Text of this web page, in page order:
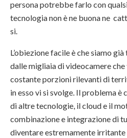
persona potrebbe farlo con
tecnologia non è ne buona ne
si.
L’obiezione facile è che siamo
dalle migliaia di videocamere
costante porzioni rilevanti di
in esso vi si svolge. Il problema è
di altre tecnologie, il cloud e il
combinazione e integrazione di
diventare estremamente